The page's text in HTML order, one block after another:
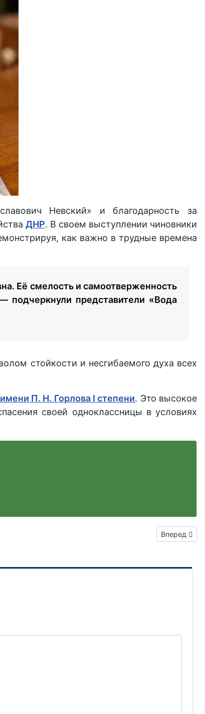
Невский» и благодарность за
ДНР. В своем выступлении чиновники
как важно в трудные времена
Её смелость и самоотверженность
подчеркнули представители «Вода
стойкости и несгибаемого духа всех
П. Н. Горлова I степени. Это высокое
своей одноклассницы в условиях
Следующий:
Вперед